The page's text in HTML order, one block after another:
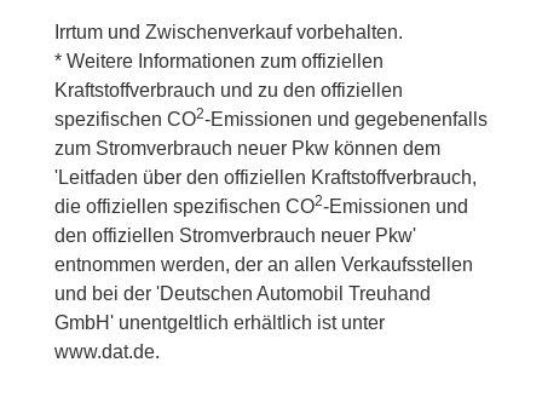
Irrtum und Zwischenverkauf vorbehalten.
* Weitere Informationen zum offiziellen
Kraftstoffverbrauch und zu den offiziellen
spezifischen CO2-Emissionen und gegebenenfalls
zum Stromverbrauch neuer Pkw können dem
'Leitfaden über den offiziellen Kraftstoffverbrauch,
die offiziellen spezifischen CO2-Emissionen und
den offiziellen Stromverbrauch neuer Pkw'
entnommen werden, der an allen Verkaufsstellen
und bei der 'Deutschen Automobil Treuhand
GmbH' unentgeltlich erhältlich ist unter
www.dat.de.